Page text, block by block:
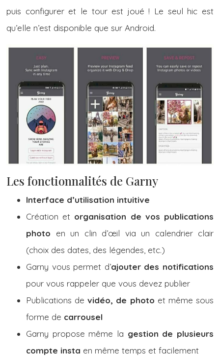
puis configurer et le tour est joué ! Le seul hic est
qu’elle n’est disponible que sur Android.
Les fonctionnalités de Garny
Interface d’utilisation intuitive
Création et organisation de vos publications
photo en un clin d’œil via un calendrier clair
(choix des dates, des légendes, etc.)
Garny vous permet d’ajouter des notifications
pour vous rappeler que vous devez publier
Publications devidéo, de photo et même sous
forme de carrousel
Garny propose même la gestion de plusieurs
compte insta en même temps et facilement